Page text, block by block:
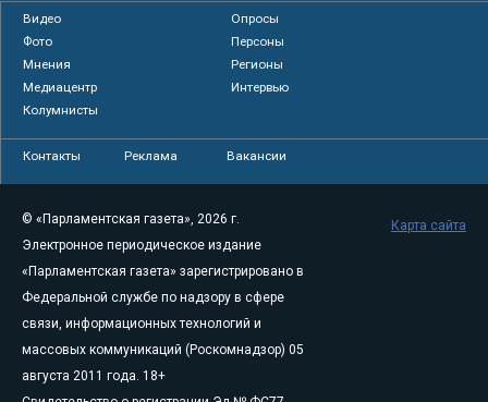
Видео
Опросы
Фото
Персоны
Мнения
Регионы
Медиацентр
Интервью
Колумнисты
Контакты Реклама Вакансии
© «Парламентская газета», 2026 г.
Электронное периодическое издание
«Парламентская газета» зарегистрировано в
Федеральной службе по надзору в сфере
связи, информационных технологий и
массовых коммуникаций (Роскомнадзор) 05
августа 2011 года. 18+
Карта сайта